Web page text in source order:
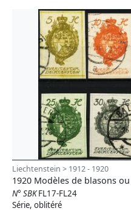
Liechtenstein > 1912 - 1920
1920 Modèles de blasons
N° SBKFL17-FL24
Série, oblitéré